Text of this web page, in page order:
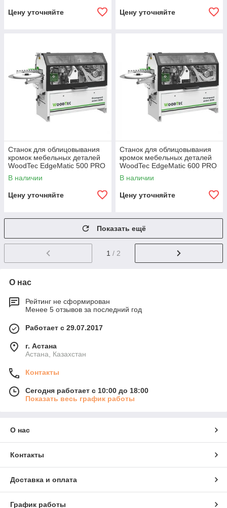
Цену уточняйте Цену уточняйте
Станок для облицовывания
кромок мебельных деталей
WoodTec EdgeMatic 500 PRO
В наличии
Цену уточняйте
Станок для облицовывания
кромок мебельных деталей
WoodTec EdgeMatic 600 PRO
В наличии
Цену уточняйте
Показать ещё
1 / 2
О нас
Рейтинг не сформирован
Менее 5 отзывов за последний год
Работает с 29.07.2017
г. Астана
Астана, Казахстан
Контакты
Сегодня работает с 10:00 до 18:00
Показать весь график работы
О нас
Контакты
Доставка и оплата
График работы